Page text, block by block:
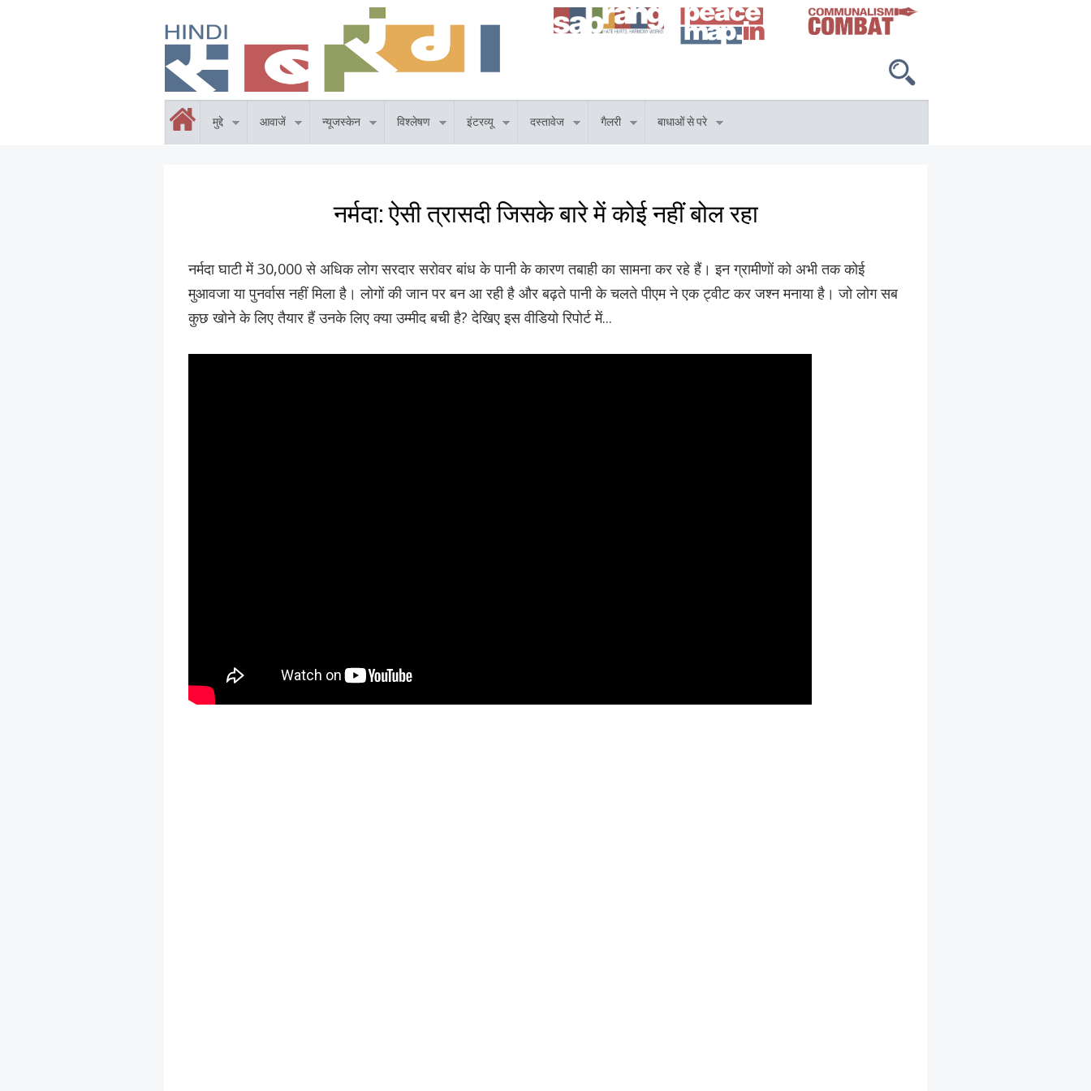
मुद्दे आवाजें न्यूजस्केन विश्लेषण इंटरव्यू दस्तावेज गैलरी बाधाओं से परे
नर्मदा: ऐसी त्रासदी जिसके बारे में कोई नहीं बोल रहा
नर्मदा घाटी में 30,000 से अधिक लोग सरदार सरोवर बांध के पानी के कारण तबाही का सामना कर रहे हैं। इन ग्रामीणों को अभी तक कोई
मुआवजा या पुनर्वास नहीं मिला है। लोगों की जान पर बन आ रही है और बढ़ते पानी के चलते पीएम ने एक ट्वीट कर जश्न मनाया है। जो लोग सब
कुछ खोने के लिए तैयार हैं उनके लिए क्या उम्मीद बची है? देखिए इस वीडियो रिपोर्ट में...